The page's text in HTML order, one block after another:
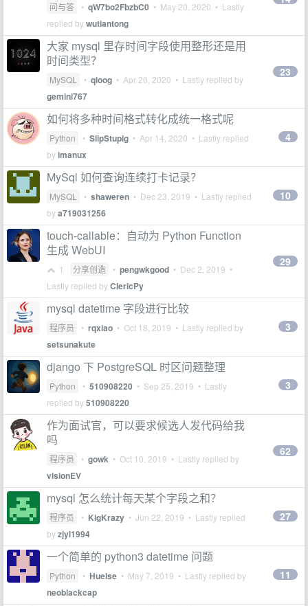
问与答 • qW7bo2FbzbC0 • May 20, 2020 • Lastly
replied bywutiantong
大家 mysql 里存时间字段使用整形还是用
时间类型？
MySQL • qloog • Apr 20, 2020 • Lastly replied by
gemini767
23
如何将多种时间格式转化成统一格式呢
Python • SlipStupig • Apr 14, 2020 • Lastly replied
byimanux
4
MySql 如何查询连续打卡记录？
MySQL • shaweren • Dec 23, 2019 • Lastly replied
bya719031256
10
touch-callable：自动为 Python Function
生成 WebUI
1 分享创造 • pengwkgood • Dec 2, 2019 •
Lastly replied byClericPy
29
mysql datetime 字段进行比较
程序员 • rqxiao • Oct 18, 2019 • Lastly replied by
setsunakute
3
django 下 PostgreSQL 时区问题整理
Python • 510908220 • Sep 25, 2019 • Lastly
replied by510908220
3
作为面试官，可以要求候选人发代码给我
吗
程序员 • gowk • Oct 10, 2019 • Lastly replied by
visionEV
62
mysql 怎么统计每天某个字段之和？
程序员 • KigKrazy • Jun 22, 2019 • Lastly replied
byzjyl1994
27
一个简单的 python3 datetime 问题
Python • Huelse • May 7, 2019 • Lastly replied by
neoblackcap
11